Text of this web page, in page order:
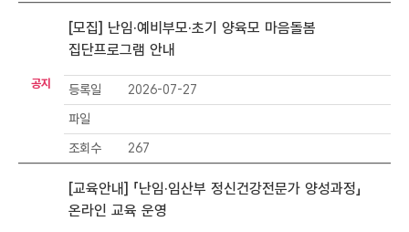
항
목
공지
[모집] 난임·예비부모·초기 양육모 마음돌봄
집단프로그램 안내
등록일
2026-07-27
파일
조회수
267
[교육안내] 「난임·임산부 정신건강전문가 양성과정」
온라인 교육 운영